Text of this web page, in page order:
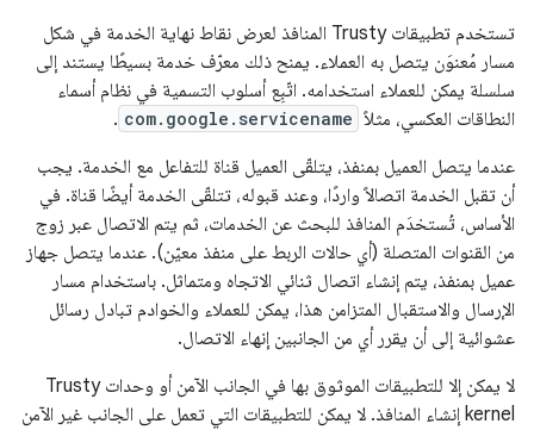
تستخدم تطبيقات Trusty المنافذ لعرض نقاط نهاية الخدمة في شكل
مسار مُعنوَن يتصل به العملاء. يمنح ذلك معرّف خدمة بسيطًا يستند إلى
سلسلة يمكن للعملاء استخدامه. اتّبِع أسلوب التسمية في نظام أسماء
النطاقات العكسي، مثلاً com.google.servicename
.
عندما يتصل العميل بمنفذ، يتلقّى العميل قناة للتفاعل مع الخدمة. يجب
أن تقبل الخدمة اتصالاً واردًا، وعند قبوله، تتلقّى الخدمة أيضًا قناة. في
الأساس، تُستخدَم المنافذ للبحث عن الخدمات، ثم يتم الاتصال عبر زوج
من القنوات المتصلة (أي حالات الربط على منفذ معيّن). عندما يتصل جهاز
عميل بمنفذ، يتم إنشاء اتصال ثنائي الاتجاه ومتماثل. باستخدام مسار
الإرسال والاستقبال المتزامن هذا، يمكن للعملاء والخوادم تبادل رسائل
عشوائية إلى أن يقرر أي من الجانبين إنهاء الاتصال.
لا يمكن إلا للتطبيقات الموثوق بها في الجانب الآمن أو وحدات Trusty
kernel إنشاء المنافذ. لا يمكن للتطبيقات التي تعمل على الجانب غير الآمن